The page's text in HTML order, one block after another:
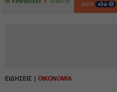
Δείτε εδώ
ΕΙΔΗΣΕΙΣ ΟΙΚΟΝΟΜΙΑ